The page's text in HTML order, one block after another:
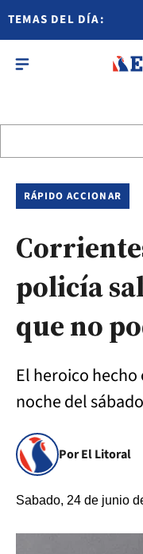
TEMAS DEL DÍA:
RÁPIDO ACCIONAR
policía
que no
El heroico
noche del
Por El Litoral
Sabado, 24 de junio